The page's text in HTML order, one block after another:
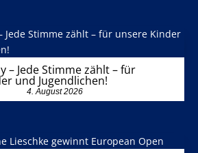
– Jede Stimme zählt – für
und Jugendlichen!
4. August 2026